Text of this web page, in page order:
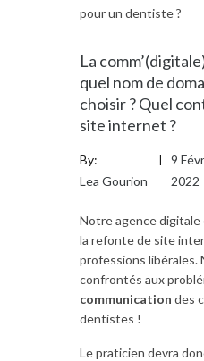
La
quel nom de
choisir ? Quel
site internet ?
By:
Lea Gourion
9
2022
Notre agence digitale
la refonte de site
professions libérales.
confrontés aux
communication des
dentistes !
Le praticien devra